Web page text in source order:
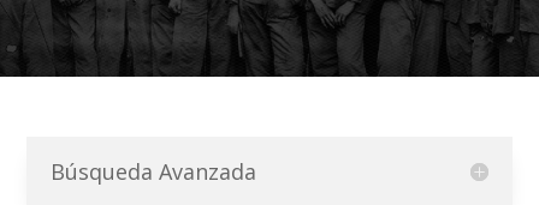
Búsqueda Avanzada